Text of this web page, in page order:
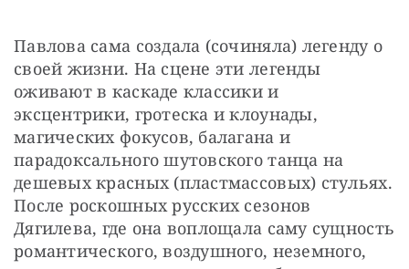
Павлова сама создала (сочиняла) легенду о
своей жизни. На сцене эти легенды
оживают в каскаде классики и
эксцентрики, гротеска и клоунады,
магических фокусов, балагана и
парадоксального шутовского танца на
дешевых красных (пластмассовых) стульях.
После роскошных русских сезонов
Дягилева, где она воплощала саму сущность
романтического, воздушного, неземного,